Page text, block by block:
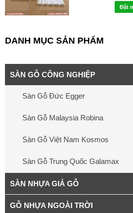
Đặt
DANH MỤC SẢN PHẨM
SÀN GỖ CÔNG NGHIỆP
Sàn Gỗ Đức Egger
Sàn Gỗ Malaysia Robina
Sàn Gỗ Việt Nam Kosmos
Sàn Gỗ Trung Quốc Galamax
SÀN NHỰA GIẢ GỖ
GỖ NHỰA NGOÀI TRỜI